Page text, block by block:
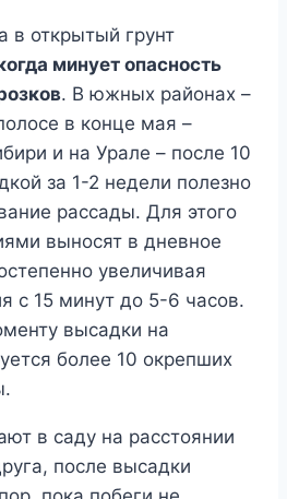
в открытый грунт
минует опасность
. В южных районах –
в конце мая –
и на Урале – после 10
за 1-2 недели полезно
рассады. Для этого
выносят в дневное
увеличивая
с 15 минут до 5-6 часов.
высадки на
более 10 окрепших
в саду на расстоянии
после высадки